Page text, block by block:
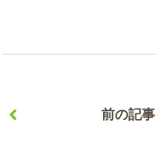
前の記事